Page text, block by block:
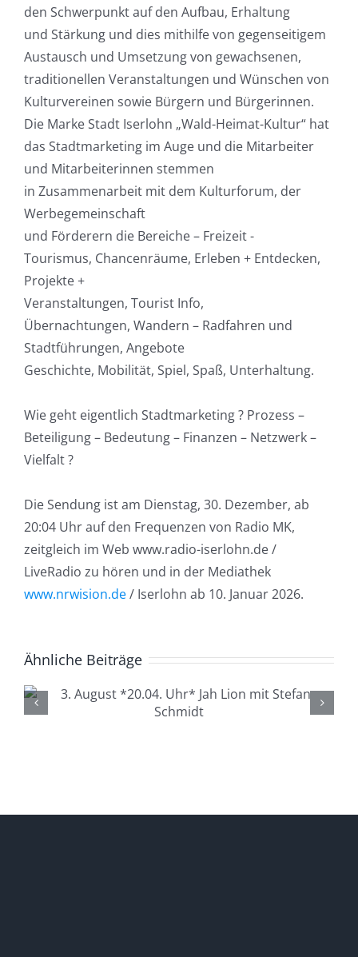
den Schwerpunkt auf den Aufbau, Erhaltung
und Stärkung und dies mithilfe von gegenseitigem
Austausch und Umsetzung von gewachsenen,
traditionellen Veranstaltungen und Wünschen von
Kulturvereinen sowie Bürgern und Bürgerinnen.
Die Marke Stadt Iserlohn „Wald-Heimat-Kultur“ hat
das Stadtmarketing im Auge und die Mitarbeiter
und Mitarbeiterinnen stemmen
in Zusammenarbeit mit dem Kulturforum, der
Werbegemeinschaft
und Förderern die Bereiche – Freizeit -
Tourismus, Chancenräume, Erleben + Entdecken,
Projekte +
Veranstaltungen, Tourist Info,
Übernachtungen, Wandern – Radfahren und
Stadtführungen, Angebote
Geschichte, Mobilität, Spiel, Spaß, Unterhaltung.
Wie geht eigentlich Stadtmarketing ? Prozess –
Beteiligung – Bedeutung – Finanzen – Netzwerk –
Vielfalt ?
Die Sendung ist am Dienstag, 30. Dezember, ab
20:04 Uhr auf den Frequenzen von Radio MK,
zeitgleich im Web www.radio-iserlohn.de /
LiveRadio zu hören und in der Mediathek
www.nrwision.de/ Iserlohn ab 10. Januar 2026.
Ähnliche Beiträge
4. August *20.04. Uhr*
Lüdenscheid Live mit Ingo